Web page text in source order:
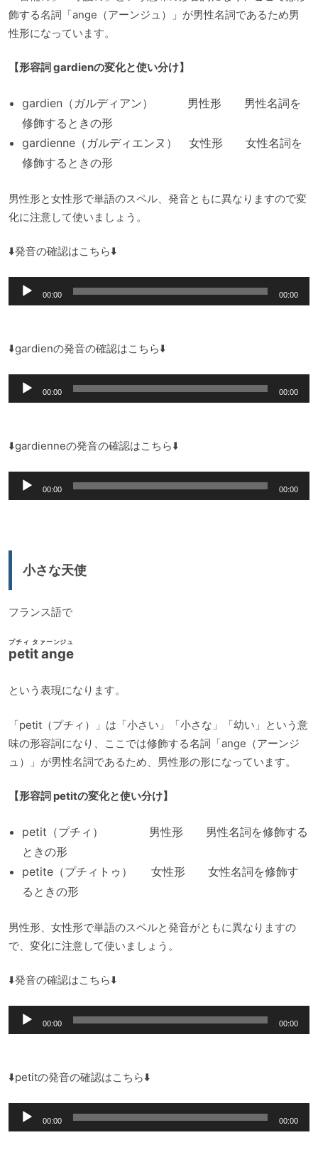
飾する名詞「ange（アーンジュ）」が男性名詞であるため男
性形になっています。
【形容詞 gardienの変化と使い分け】
gardien（ガルディアン） 男性形 男性名詞を
修飾するときの形
gardienne（ガルディエンヌ） 女性形 女性名詞を
修飾するときの形
男性形と女性形で単語のスペル、発音ともに異なりますので変
化に注意して使いましょう。
⬇️発音の確認はこちら⬇️
声
レ
ー
00:00 00:00
⬇️gardienの発音の確認はこちら⬇️
声
レ
ー
00:00 00:00
⬇️gardienneの発音の確認はこちら⬇️
声
00:00 00:00
小さな天使
フランス語で
petit ange
プチィ タァーンジュ
という表現になります。
「petit（プチィ）」は「小さい」「小さな」「幼い」という意
味の形容詞になり、ここでは修飾する名詞「ange（アーンジ
ュ）」が男性名詞であるため、男性形の形になっています。
【形容詞 petitの変化と使い分け】
petit（プチィ） 男性形 男性名詞を修飾する
ときの形
petite（プチィトゥ） 女性形 女性名詞を修飾す
るときの形
男性形、女性形で単語のスペルと発音がともに異なりますの
で、変化に注意して使いましょう。
⬇️発音の確認はこちら⬇️
声
レ
ー
00:00 00:00
⬇️petitの発音の確認はこちら⬇️
声
00:00 00:00